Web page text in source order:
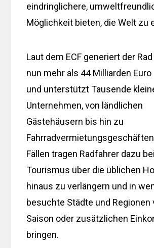
eindringlichere,
Möglichkeit bieten, die Welt zu
Laut dem ECF generiert der
nun mehr als 44 Milliarden
und unterstützt Tausende
Unternehmen, von ländlichen
Gästehäusern bis hin zu
Fällen tragen Radfahrer dazu
Tourismus über die üblichen
hinaus zu verlängern und in
besuchte Städte und Regionen
Saison oder zusätzlichen
bringen.